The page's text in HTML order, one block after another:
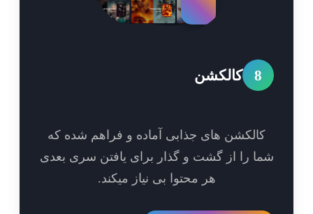
کالکشن
های جذابی آماده و فراهم شده که
را از گشت و گذار برای یافتن سری بعدی
هر محتوا بی نیاز میکند.